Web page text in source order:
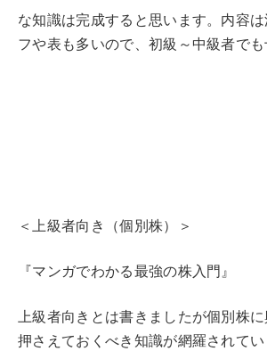
な知識は完成すると思います。内容
フや表も多いので、初級～中級者でも
＜上級者向き（個別株）＞
『マンガでわかる最強の株入門』
上級者向きとは書きましたが個別株
押さえておくべき知識が網羅されて